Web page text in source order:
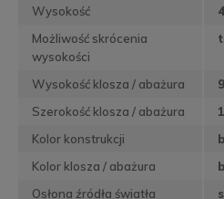
Wysokość
Możliwość skrócenia
wysokości
Wysokość klosza / abażura
Szerokość klosza / abażura
Kolor konstrukcji
Kolor klosza / abażura
Osłona źródła światła